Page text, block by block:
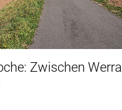
Zwischen Werra